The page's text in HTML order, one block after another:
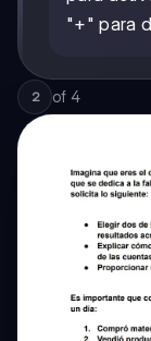
"+" para
2 of 4